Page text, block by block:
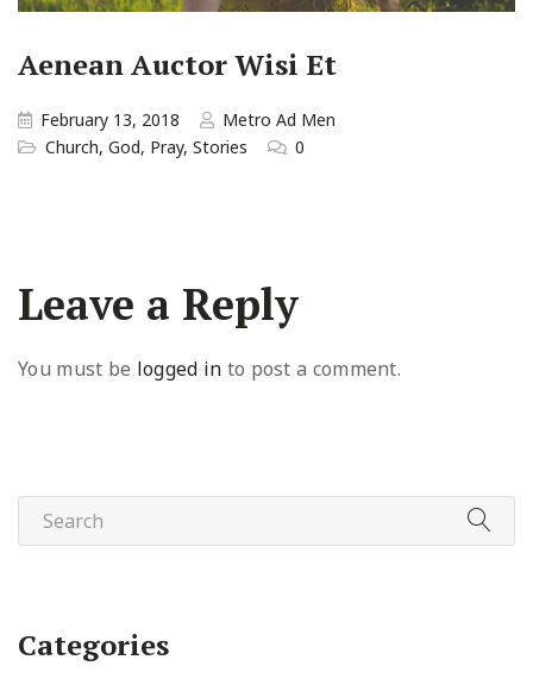
Aenean Auctor Wisi Et
February 13, 2018
Metro Ad Men
Church, God, Pray, Stories 0
Leave a Reply
You must be logged in to post a comment.
Categories